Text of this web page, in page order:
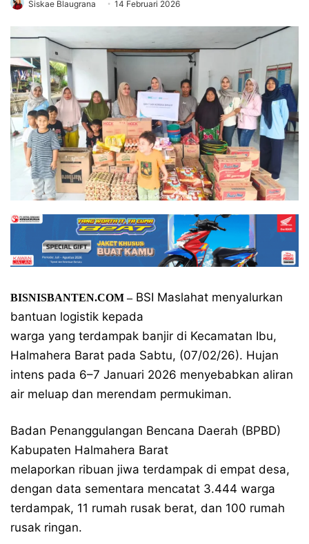
Siskae Blaugrana 14 Februari 2026
BISNISBANTEN.COM –BSI Maslahat menyalurkan
bantuan logistik kepada
warga yang terdampak banjir di Kecamatan Ibu,
Halmahera Barat pada Sabtu, (07/02/26). Hujan
intens pada 6–7 Januari 2026 menyebabkan aliran
air meluap dan merendam permukiman.
Badan Penanggulangan Bencana Daerah (BPBD)
Kabupaten Halmahera Barat
melaporkan ribuan jiwa terdampak di empat desa,
dengan data sementara mencatat 3.444 warga
terdampak, 11 rumah rusak berat, dan 100 rumah
rusak ringan.